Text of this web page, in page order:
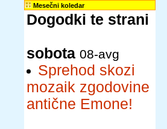
Mesečni koledar
Dogodki te strani
sobota 08-avg
Sprehod skozi
mozaik zgodovine
antične Emone!